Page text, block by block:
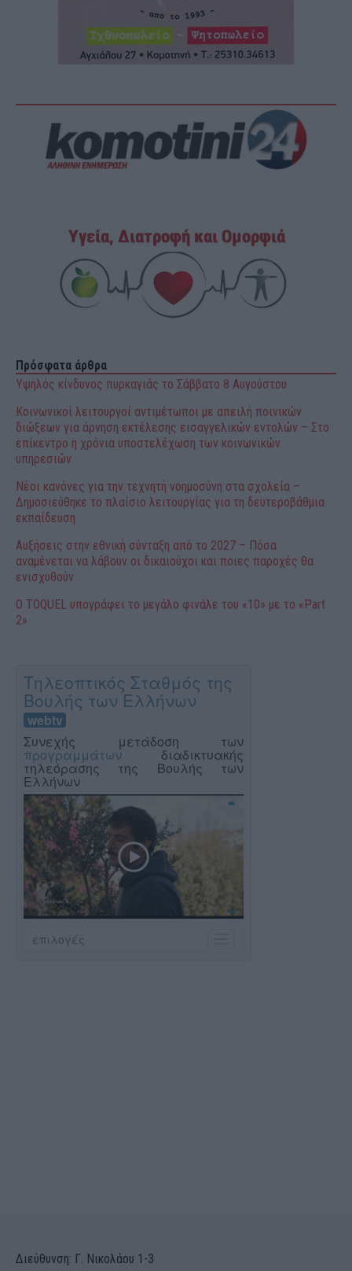
Πρόσφατα άρθρα
Υψηλός κίνδυνος πυρκαγιάς το Σάββατο 8 Αυγούστου
Κοινωνικοί λειτουργοί αντιμέτωποι με απειλή ποινικών
διώξεων για άρνηση εκτέλεσης εισαγγελικών εντολών – Στο
επίκεντρο η χρόνια υποστελέχωση των κοινωνικών
υπηρεσιών
Νέοι κανόνες για την τεχνητή νοημοσύνη στα σχολεία –
Δημοσιεύθηκε το πλαίσιο λειτουργίας για τη δευτεροβάθμια
εκπαίδευση
Αυξήσεις στην εθνική σύνταξη από το 2027 – Πόσα
αναμένεται να λάβουν οι δικαιούχοι και ποιες παροχές θα
ενισχυθούν
O TOQUEL υπογράφει το μεγάλο φινάλε του «10» με το «Part
2»
Διεύθυνση: Γ. Νικολάου 1-3